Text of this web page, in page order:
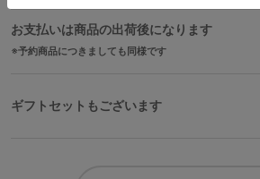
お支払いは商品の出荷後になります
予約商品につきましても同様です
ギフトセットもございます